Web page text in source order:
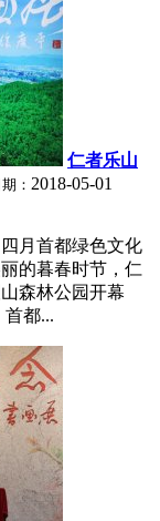
仁者乐山
期： 2018-05-01
月首都绿色文化
的暮春时节，仁
森林公园开幕
都...